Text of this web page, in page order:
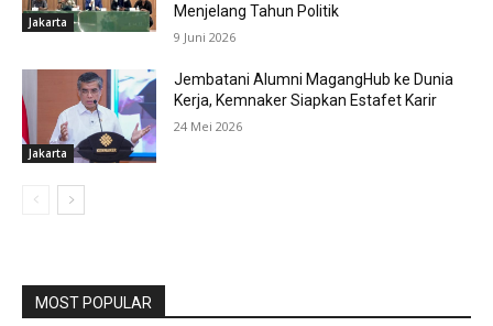
Jakarta
Menjelang Tahun Politik
9 Juni 2026
Jakarta
Jembatani Alumni MagangHub ke Dunia
Kerja, Kemnaker Siapkan Estafet Karir
24 Mei 2026
MOST POPULAR